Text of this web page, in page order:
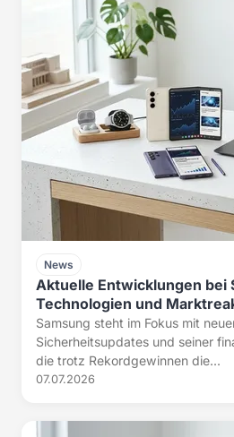
News
Aktuelle Entwicklungen bei
Technologien und
Samsung steht im Fokus mit
Sicherheitsupdates und seiner
die trotz Rekordgewinnen die...
07.07.2026